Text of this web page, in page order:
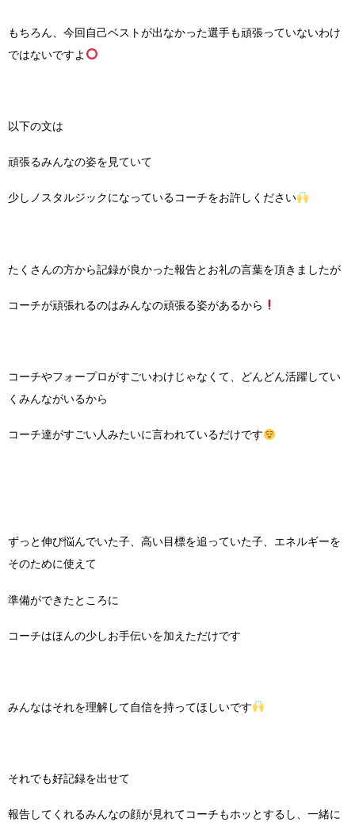
もちろん、今回自己ベストが出なかった選手も頑張っていないわけ
ではないですよ
以下の文は
頑張るみんなの姿を見ていて
少しノスタルジックになっているコーチをお許しください
たくさんの方から記録が良かった報告とお礼の言葉を頂きましたが
コーチが頑張れるのはみんなの頑張る姿があるから
コーチやフォープロがすごいわけじゃなくて、どんどん活躍してい
くみんながいるから
コーチ達がすごい人みたいに言われているだけです
ずっと伸び悩んでいた子、高い目標を追っていた子、エネルギーを
そのために使えて
準備ができたところに
コーチはほんの少しお手伝いを加えただけです
みんなはそれを理解して自信を持ってほしいです
それでも好記録を出せて
報告してくれるみんなの顔が見れてコーチもホッとするし、一緒に